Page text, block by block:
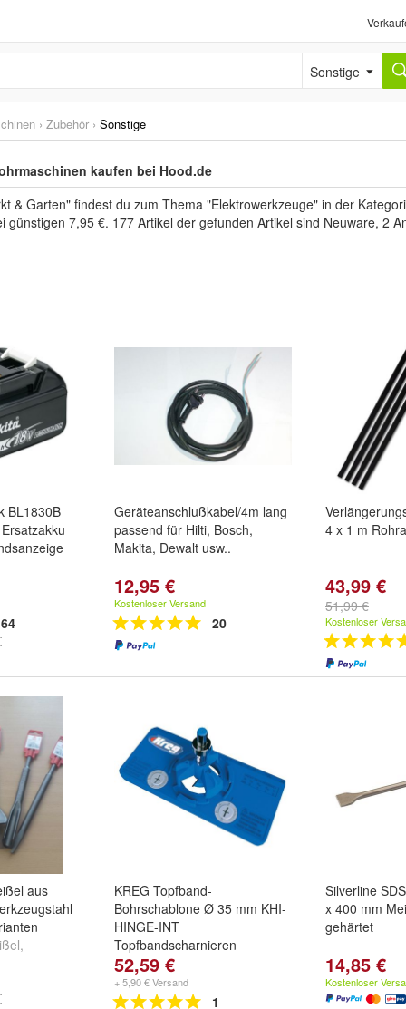
Sonstige
› Zubehör › Sonstige
kaufen bei Hood.de
& Garten" findest du zum Thema "Elektrowerkzeuge" in der
günstigen 7,95 €. 177 Artikel der gefunden Artikel sind Neuware, 2
BL1830B
64
Geräteanschlußkabel/4m lang
passend für Hilti, Bosch,
Makita, Dewalt usw..
12,95 €
Kostenloser Versand
20
4 x 1 m
43,99 €
51,99 €
Kostenloser
aus
,
KREG Topfband-
Bohrschablone Ø 35 mm KHI-
HINGE-INT
Topfbandscharnieren
52,59 €
+ 5,90 € Versand
1
Silverline
x 400 mm
gehärtet
14,85 €
Kostenloser